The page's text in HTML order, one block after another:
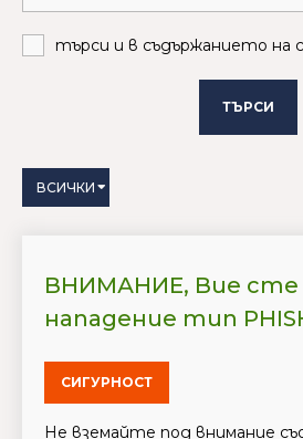
търси и в съдържанието
ТЪРСИ
ВСИЧКИ
ВНИМАНИЕ, Вие сте
нападение тип
СИГУРНОСТ
Не вземайте под внимание